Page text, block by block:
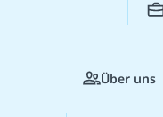
Über uns